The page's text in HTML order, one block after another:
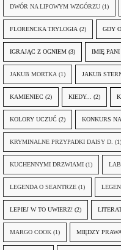
DWÓR NA LIPOWYM WZGÓRZU (1)
FLORENCKA TRYLOGIA (2) GDY
IGRAJĄC Z OGNIEM (3) IMIĘ PANI
JAKUB MORTKA (1) JAKUB
KAMIENIEC (2) KIEDY... (2)
KOLORY UCZUĆ (2) KONKURS
KRYMINALNE PRZYPADKI DAISY D. (1)
KUCHENNYMI DRZWIAMI (1)
LEGENDA O SEANTRZE (1)
LEPIEJ W TO UWIERZ! (2)
MARGO COOK (1) MIĘDZY